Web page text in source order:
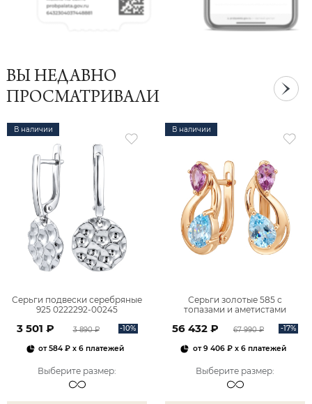
ВЫ НЕДАВНО
ПРОСМАТРИВАЛИ
В наличии
Серьги подвески серебряные
925 0222292-00245
3 501 ₽ 3 890 ₽ -10%
от584 ₽ x 6 платежей
Выберите размер:
В наличии
Серьги золотые 585 с
топазами и аметистами
56 432 ₽ 67 990 ₽ -17%
от9 406 ₽x 6 платежей
Выберите размер: